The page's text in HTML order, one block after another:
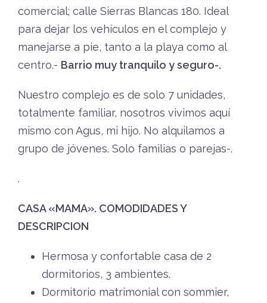
comercial; calle Sierras Blancas 180. Ideal
para dejar los vehículos en el complejo y
manejarse a pie, tanto a la playa como al
centro.- Barrio muy tranquilo y seguro-.
Nuestro complejo es de solo 7 unidades,
totalmente familiar, nosotros vivimos aquí
mismo con Agus, mi hijo. No alquilamos a
grupo de jóvenes. Solo familias o parejas-.
.
CASA «MAMA». COMODIDADES Y
DESCRIPCION
Hermosa y confortable casa de 2
dormitorios, 3 ambientes.
Dormitorio matrimonial con sommier,